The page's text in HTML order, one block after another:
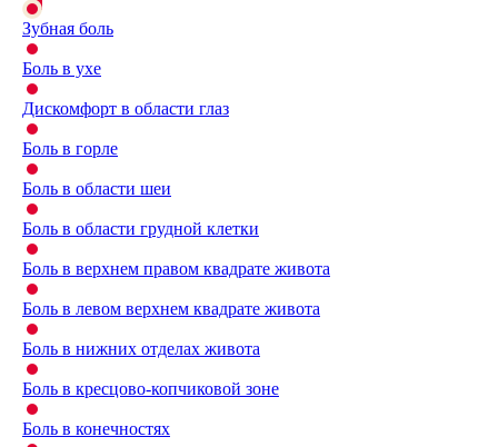
Зубная боль
Боль в ухе
Дискомфорт в области глаз
Боль в горле
Боль в области шеи
Боль в области грудной клетки
Боль в верхнем правом квадрате живота
Боль в левом верхнем квадрате живота
Боль в нижних отделах живота
Боль в кресцово-копчиковой зоне
Боль в конечностях